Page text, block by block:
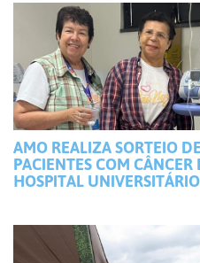
AMO REALIZA SORTEIO
PACIENTES COM
HOSPITAL UNIVERSITÁRIO